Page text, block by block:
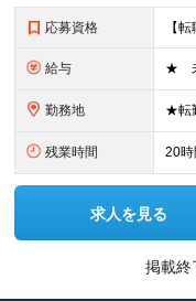
応募資格
給与
勤務地
残業時間 20時
求人を見る
掲載終